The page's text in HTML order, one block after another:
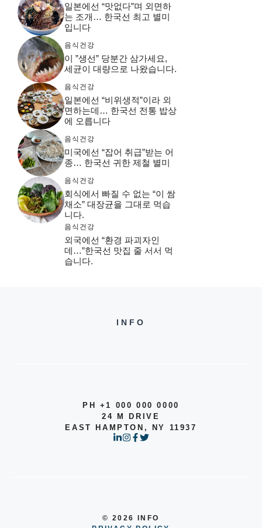
일본에선 “맛없다”며 외면하
는 조개… 한국선 최고 별미
입니다
음식건강
이 ”생선” 당분간 삼가세요,
세균이 대량으로 나왔습니다.
음식건강
일본에선 “비위생적”이라 외
면하는데… 한국선 전통 밥상
에 오릅니다
음식건강
미국에선 “잡어 취급”받는 어
종… 한국선 귀한 제철 별미
음식건강
회식에서 빠질 수 없는 “이 쌈
채소” 대장균을 그대로 먹습
니다.
음식건강
외국에선 “환경 파괴자인
데…”한국선 맛집 줄 서서 먹
습니다.
INFO
PH +1 000 000 0000
24 M DRIVE
EAST HAMPTON, NY 11937
© 2026 INFO